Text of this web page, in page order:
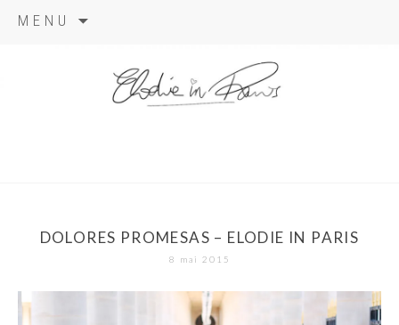
MENU
DOLORES PROMESAS – ELODIE IN PARIS
8 mai 2015